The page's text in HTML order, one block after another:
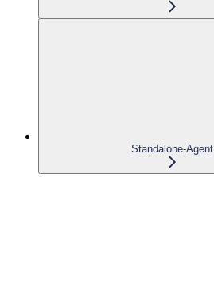
Standalone-Agent